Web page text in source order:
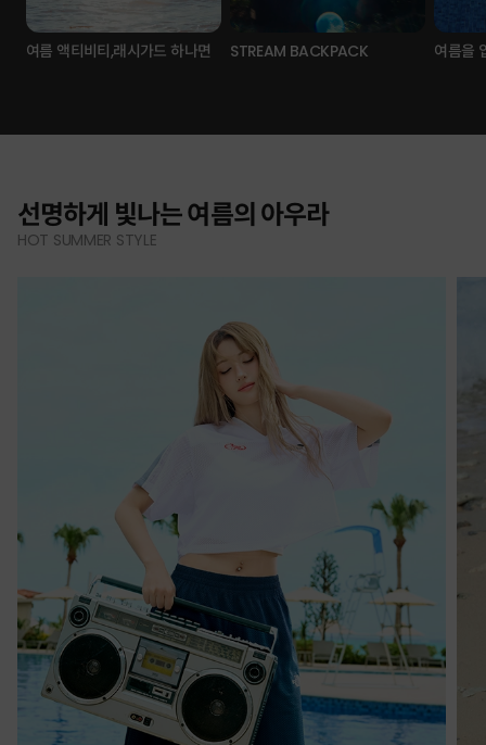
여름 액티비티,래시가드 하나면 STREAM BACKPACK 여름을
선명하게 빛나는 여름의 아우라
HOT SUMMER STYLE